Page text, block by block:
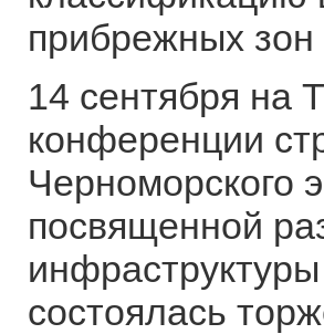
прибрежных
14 сентября на
конференции
Черноморского
посвященной
состоялась